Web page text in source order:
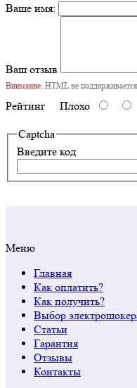
Ваше имя:
Ваш отзыв
Внимание: HTML не
Рейтинг Плохо
Captcha
Введите код
Меню
Главная
Как оплатить?
Как получить?
Выбор
Статьи
Гарантия
Отзывы
Контакты